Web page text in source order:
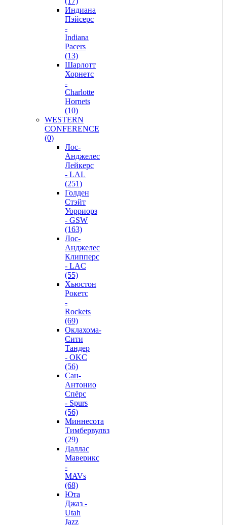
Индиана
Пэйсерс
-
Indiana
Pacers
(13)
Шарлотт
Хорнетс
-
Charlotte
Hornets
(10)
WESTERN
CONFERENCE
(0)
Лос-
Анджелес
Лейкерс
- LAL
(251)
Голден
Стэйт
Уорриорз
- GSW
(163)
Лос-
Анджелес
Клипперс
- LAC
(55)
Хьюстон
Рокетс
-
Rockets
(69)
Оклахома-
Сити
Тандер
- OKC
(56)
Сан-
Антонио
Спёрс
- Spurs
(56)
Миннесота
Тимбервулвз
(29)
Даллас
Маверикс
-
MAVs
(68)
Юта
Джаз -
Utah
Jazz